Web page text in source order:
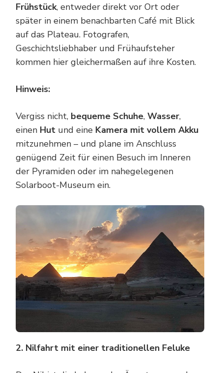
Frühstück, entweder direkt vor Ort oder
später in einem benachbarten Café mit Blick
auf das Plateau. Fotografen,
Geschichtsliebhaber und Frühaufsteher
kommen hier gleichermaßen auf ihre Kosten.
Hinweis:
Vergiss nicht, bequeme Schuhe, Wasser,
einen Hut und eine Kamera mit vollem Akku
mitzunehmen – und plane im Anschluss
genügend Zeit für einen Besuch im Inneren
der Pyramiden oder im nahegelegenen
Solarboot-Museum ein.
2. Nilfahrt mit einer traditionellen Feluke